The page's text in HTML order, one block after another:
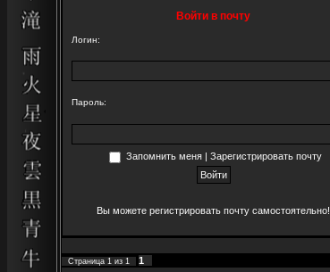
Войти в почту
Логин:
Пароль:
Запомнить меня| Зарегистрировать почту
Вы можете регистрировать почту самостоятельно!
Страница 1 из 1
1